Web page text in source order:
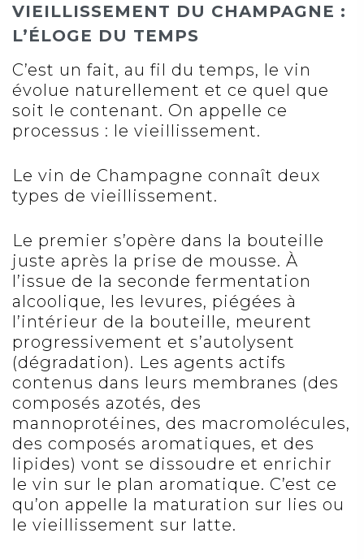
VIEILLISSEMENT DU CHAMPAGNE :
L’ÉLOGE DU TEMPS
C’est un fait, au fil du temps, le vin
évolue naturellement et ce quel que
soit le contenant. On appelle ce
processus : le vieillissement.
Le vin de Champagne connaît deux
types de vieillissement.
Le premier s’opère dans la bouteille
juste après la prise de mousse. À
l’issue de la seconde fermentation
alcoolique, les levures, piégées à
l’intérieur de la bouteille, meurent
progressivement et s’autolysent
(dégradation). Les agents actifs
contenus dans leurs membranes (des
composés azotés, des
mannoprotéines, des macromolécules,
des composés aromatiques, et des
lipides) vont se dissoudre et enrichir
le vin sur le plan aromatique. C’est ce
qu’on appelle la maturation sur lies ou
le vieillissement sur latte.